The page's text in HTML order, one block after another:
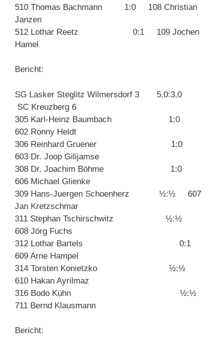
510 Thomas Bachmann 1:0 108 Christian
Janzen
512 Lothar Reetz 0:1 109 Jochen
Hamel
Bericht:
SG Lasker Steglitz Wilmersdorf 3 5,0:3,0
SC Kreuzberg 6
305 Karl-Heinz Baumbach 1:0
602 Ronny Heldt
306 Reinhard Gruener 1:0
603 Dr. Joop Gilijamse
308 Dr. Joachim Böhme 1:0
606 Michael Glienke
309 Hans-Juergen Schoenherz ½:½ 607
Jan Kretzschmar
311 Stephan Tschirschwitz ½:½
608 Jörg Fuchs
312 Lothar Bartels 0:1
609 Arne Hampel
314 Torsten Konietzko ½:½
610 Hakan Ayrilmaz
316 Bodo Kühn ½:½
711 Bernd Klausmann
Bericht: